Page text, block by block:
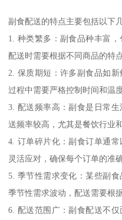
副食配送的特点主要包括以下
1. 种类繁多：副食品种丰富
配送时需要根据不同商品的特
2. 保质期短：许多副食品如
过程中需要严格控制时间和温
3. 配送频率高：副食是日常
送频率较高，尤其是餐饮行业
4. 订单碎片化：副食订单通
灵活应对，确保每个订单的准
5. 季节性需求变化：某些副
季节性需求波动，配送需要根
6. 配送范围广：副食配送不